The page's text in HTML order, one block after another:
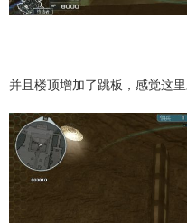
并且楼顶增加了跳板，感觉这